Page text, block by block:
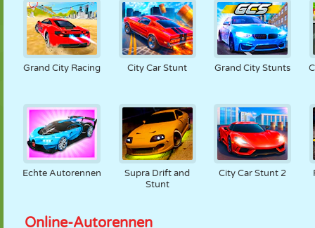
Grand City Racing City Car Stunt Grand City Stunts
Echte Autorennen
Supra Drift and
Stunt
City Car Stunt 2
Online-Autorennen